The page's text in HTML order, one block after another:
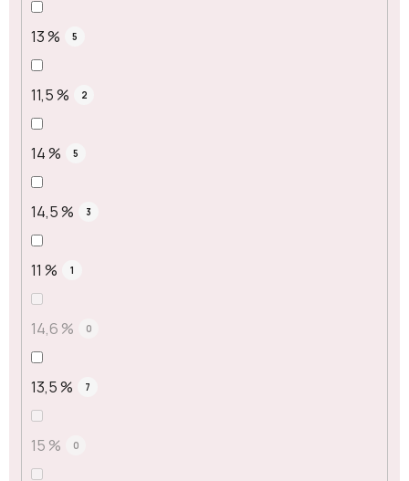
13 % 5
11,5 % 2
14 % 5
14,5 % 3
11 % 1
14,6 % 0
13,5 % 7
15 % 0